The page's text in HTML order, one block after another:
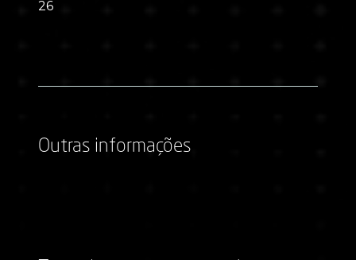
26
Outras informações